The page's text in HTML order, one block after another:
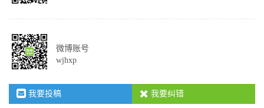
微博账号
wjhxp
我要投稿 我要纠错